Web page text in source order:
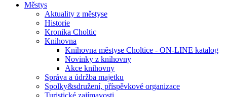
Městys
Aktuality z městyse
Historie
Kronika Choltic
Knihovna
Knihovna městyse Choltice - ON-LINE katalog
Novinky z knihovny
Akce knihovny
Správa a údržba majetku
Spolky&sdružení, příspěvkové organizace
Turistické zajímavosti